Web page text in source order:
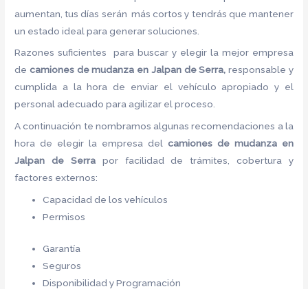
aumentan, tus días serán más cortos y tendrás que mantener
un estado ideal para generar soluciones.
Razones suficientes para buscar y elegir la mejor empresa
de camiones de mudanza en Jalpan de Serra,responsable y
cumplida a la hora de enviar el vehículo apropiado y el
personal adecuado para agilizar el proceso.
A continuación te nombramos algunas recomendaciones a la
hora de elegir la empresa del camiones de mudanza en
Jalpan de Serrapor facilidad de trámites, cobertura y
factores externos:
Capacidad de los vehículos
Permisos
Garantía
Seguros
Disponibilidad y Programación